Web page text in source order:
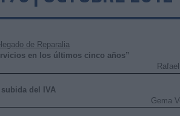
de Reparalia
en los últimos cinco años”
del IVA
Gema